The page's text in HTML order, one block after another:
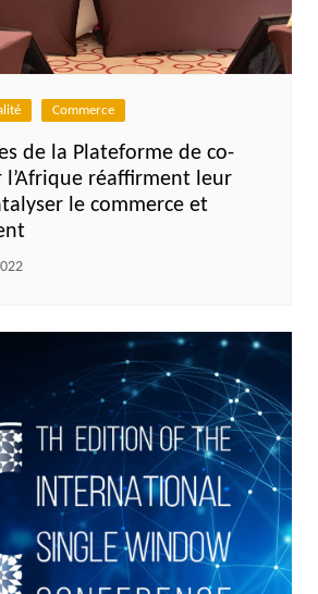
Commerce
de la Plateforme de co-
réaffirment leur
le commerce et